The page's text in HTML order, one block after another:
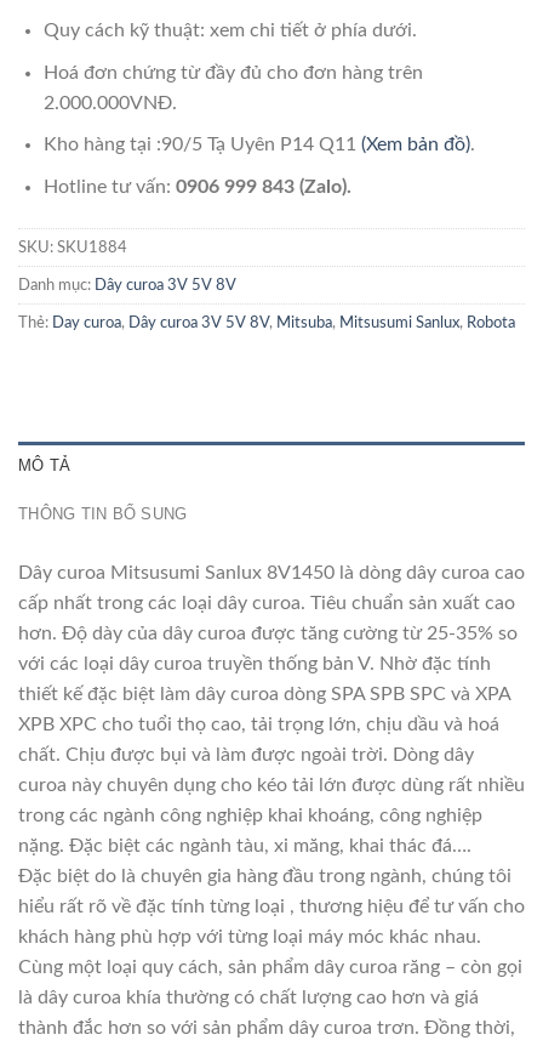
Quy cách kỹ thuật: xem chi tiết ở phía dưới.
Hoá đơn chứng từ đầy đủ cho đơn hàng trên
2.000.000VNĐ.
Kho hàng tại :90/5 Tạ Uyên P14 Q11 (Xem bản đồ).
Hotline tư vấn: 0906 999 843 (Zalo).
SKU: SKU1884
Danh mục: Dây curoa 3V 5V 8V
Thẻ: Day curoa, Dây curoa 3V 5V 8V, Mitsuba, Mitsusumi Sanlux, Robota
MÔ TẢ
THÔNG TIN BỔ SUNG
Dây curoa Mitsusumi Sanlux 8V1450 là dòng dây curoa cao
cấp nhất trong các loại dây curoa. Tiêu chuẩn sản xuất cao
hơn. Độ dày của dây curoa được tăng cường từ 25-35% so
với các loại dây curoa truyền thống bản V. Nhờ đặc tính
thiết kế đặc biệt làm dây curoa dòng SPA SPB SPC và XPA
XPB XPC cho tuổi thọ cao, tải trọng lớn, chịu dầu và hoá
chất. Chịu được bụi và làm được ngoài trời. Dòng dây
curoa này chuyên dụng cho kéo tải lớn được dùng rất nhiều
trong các ngành công nghiệp khai khoáng, công nghiệp
nặng. Đặc biệt các ngành tàu, xi măng, khai thác đá….
Đặc biệt do là chuyên gia hàng đầu trong ngành, chúng tôi
hiểu rất rõ về đặc tính từng loại , thương hiệu để tư vấn cho
khách hàng phù hợp với từng loại máy móc khác nhau.
Cùng một loại quy cách, sản phẩm dây curoa răng – còn gọi
là dây curoa khía thường có chất lượng cao hơn và giá
thành đắc hơn so với sản phẩm dây curoa trơn. Đồng thời,